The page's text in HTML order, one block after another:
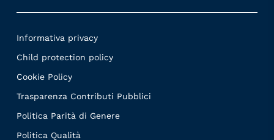
Informativa privacy
Child protection policy
Cookie Policy
Trasparenza Contributi Pubblici
Politica Parità di Genere
Politica Qualità